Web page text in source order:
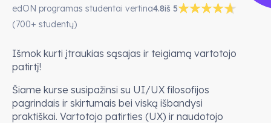
edON programas studentai vertina4.8iš 5
(700+ studentų)
Išmok kurti įtraukias sąsajas ir teigiamą vartotojo
patirtį!
Šiame kurse susipažinsi su UI/UX filosofijos
pagrindais ir skirtumais bei viską išbandysi
praktiškai. Vartotojo patirties (UX) ir naudotojo